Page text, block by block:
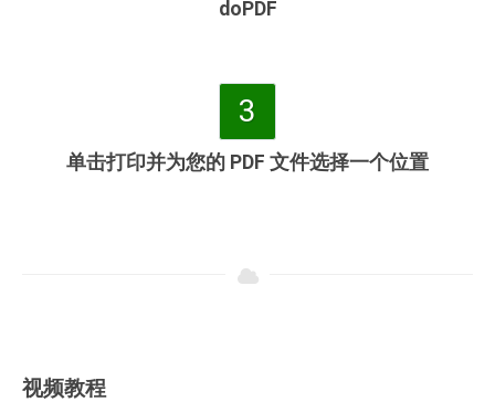
doPDF
3
单击打印并为您的 PDF 文件选择一个位置
视频教程